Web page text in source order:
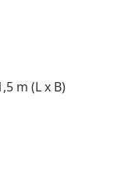
m (L x B)